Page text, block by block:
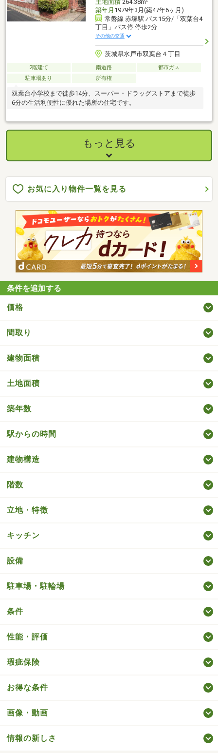
土地面積264.38m
築年月 1979年3月(築47年6ヶ月)
常磐線 赤塚駅 バス15分/「双葉台4
丁目」バス停 停歩2分
その他の交通
茨城県水戸市双葉台４丁目
2階建て 南道路
都市ガス
駐車場あり
所有権
双葉台小学校まで徒歩14分、スーパー・ドラッグストアまで徒歩
6分の生活利便性に優れた場所の住宅です。
もっと見る
お気に入り物件一覧を見る
条件を追加する
価格
間取り
建物面積
土地面積
築年数
駅からの時間
建物構造
階数
立地・特徴
キッチン
設備
駐車場・駐輪場
条件
性能・評価
瑕疵保険
お得な条件
画像・動画
情報の新しさ